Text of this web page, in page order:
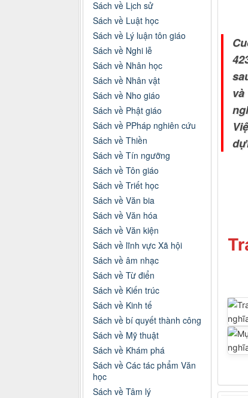
Sách về Lịch sử
Sách về Luật học
Sách về Lý luận tôn giáo
Sách về Nghi lễ
Sách về Nhân học
Sách về Nhân vật
Sách về Nho giáo
Sách về Phật giáo
Sách về PPháp nghiên cứu
Sách về Thiền
Sách về Tín ngưỡng
Sách về Tôn giáo
Sách về Triết học
Sách về Văn bia
Sách về Văn hóa
Sách về Văn kiện
Sách về lĩnh vực Xã hội
Sách về âm nhạc
Sách về Từ điển
Sách về Kiến trúc
Sách về Kinh tế
Sách về bí quyết thành công
Sách về Mỹ thuật
Sách về Khám phá
Sách về Các tác phẩm Văn
học
Sách về Tâm lý